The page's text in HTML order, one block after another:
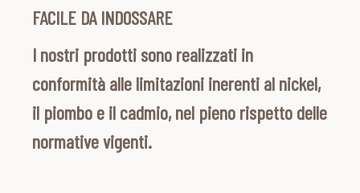
FACILE DA INDOSSARE
I nostri prodotti sono realizzati in
conformità alle limitazioni inerenti al nickel,
il piombo e il cadmio, nel pieno rispetto delle
normative vigenti.